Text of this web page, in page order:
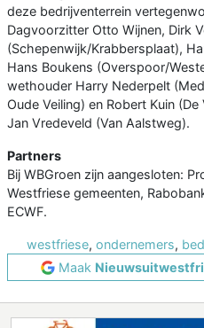
deze bedrijventerrein
Dagvoorzitter Otto Wijnen, Dirk
(Schepenwijk/Krabbersplaat),
Hans Boukens (Overspoor/
wethouder Harry Nederpelt
Oude Veiling) en Robert Kuin
Jan Vredeveld (Van Aalstweg).
Partners
Bij WBGroen zijn aangesloten:
Westfriese gemeenten,
ECWF.
westfriese, ondernemers,
Maak